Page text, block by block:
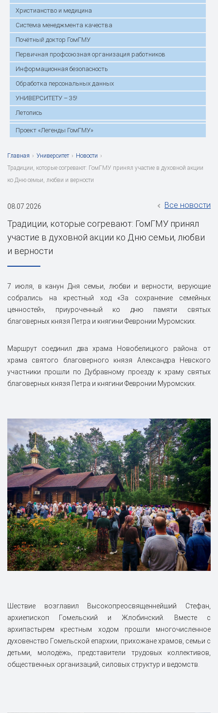
Христианство и медицина
Система менеджмента качества
Почётный доктор ГомГМУ
Первичная профсоюзная организация работников
Информационная безопасность
Обработка персональных данных
УНИВЕРСИТЕТУ – 35!
Летопись
Проект «Легенды ГомГМУ»
Главная › Университет › Новости ›
Традиции, которые согревают: ГомГМУ принял участие в духовной акции
ко Дню семьи, любви и верности
08.07.2026 Все новости
Традиции, которые согревают: ГомГМУ принял
участие в духовной акции ко Дню семьи, любви
и верности
7 июля, в канун Дня семьи, любви и верности, верующие
собрались на крестный ход «За сохранение семейных
ценностей», приуроченный ко дню памяти святых
благоверных князя Петра и княгини Февронии Муромских.
Маршрут соединил два храма Новобелицкого района: от
храма святого благоверного князя Александра Невского
участники прошли по Дубравному проезду к храму святых
благоверных князя Петра и княгини Февронии Муромских.
Шествие возглавил Высокопреосвященнейший Стефан,
архиепископ Гомельский и Жлобинский. Вместе с
архипастырем крестным ходом прошли многочисленное
духовенство Гомельской епархии, прихожане храмов, семьи с
детьми, молодёжь, представители трудовых коллективов,
общественных организаций, силовых структур и ведомств.